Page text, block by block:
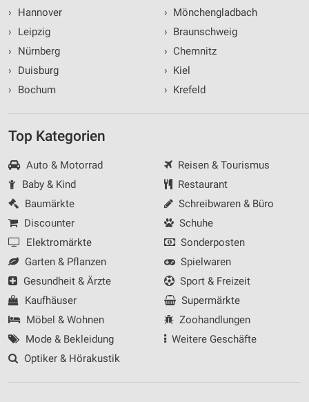
›
Hannover
›
Leipzig
›
Nürnberg
›
Duisburg
›
Bochum
› Mönchengladbach
› Braunschweig
› Chemnitz
› Kiel
› Krefeld
Top Kategorien
Auto & Motorrad
Baby & Kind
Baumärkte
Discounter
Elektromärkte
Garten & Pflanzen
Gesundheit & Ärzte
Kaufhäuser
Möbel & Wohnen
Mode & Bekleidung
Optiker & Hörakustik
Reisen & Tourismus
Restaurant
Schreibwaren & Büro
Schuhe
Sonderposten
Spielwaren
Sport & Freizeit
Supermärkte
Zoohandlungen
Weitere Geschäfte